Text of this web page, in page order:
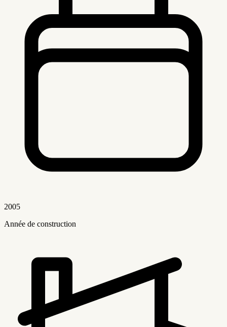
2005
Année de construction